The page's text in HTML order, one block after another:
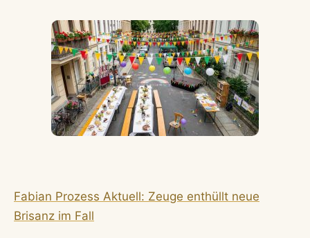
Fabian Prozess Aktuell: Zeuge enthüllt neue
Brisanz im Fall